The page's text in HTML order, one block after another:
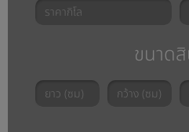
ขนาด